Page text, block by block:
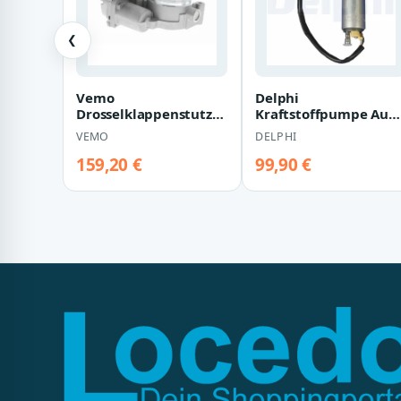
❮
Vemo
Drosselklappenstutzen
Audi A4 A5 A6 A8 Q5
Q7 VW Phaeton
Touareg
VEMO
159,20 €
Delphi
Kraftstoffpumpe Audi
A4 A5 A6 Q5
DELPHI
99,90 €